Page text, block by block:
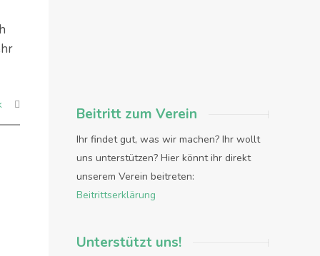
Beitritt zum Verein
Ihr findet gut, was wir machen? Ihr wollt
uns unterstützen? Hier könnt ihr direkt
unserem Verein beitreten:
Beitrittserklärung
Unterstützt uns!